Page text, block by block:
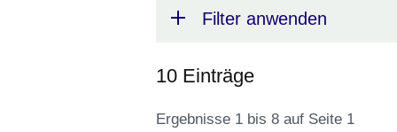
Filter anwenden
10 Einträge
Ergebnisse 1 bis 8 auf Seite 1